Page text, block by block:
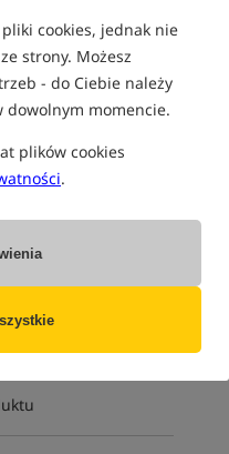
cookies, jednak nie
strony. Możesz
- do Ciebie należy
dowolnym momencie.
plików cookies
.
sposób filtrowania)